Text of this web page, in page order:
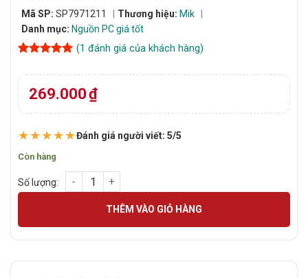
Mã SP: SP7971211 Thương hiệu: Mik
Danh mục: Nguồn PC giá tốt
dựa trên
đánh giá
(1 đánh giá của khách hàng)
269.000₫
★★★★★Đánh giá người viết: 5/5
Còn hàng
Nguồn Máy Tính MIK E350 - 300W số lượng
THÊM VÀO GIỎ HÀNG